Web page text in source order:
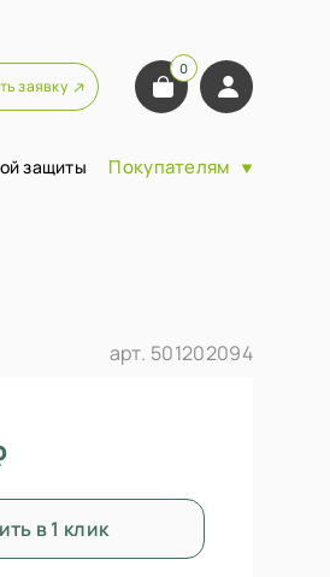
заявку
0
защиты Покупателям
арт. 501202094
в 1 клик